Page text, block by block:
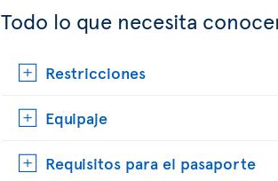
Todo lo que necesita
Restricciones
Equipaje
Requisitos para el pasaporte